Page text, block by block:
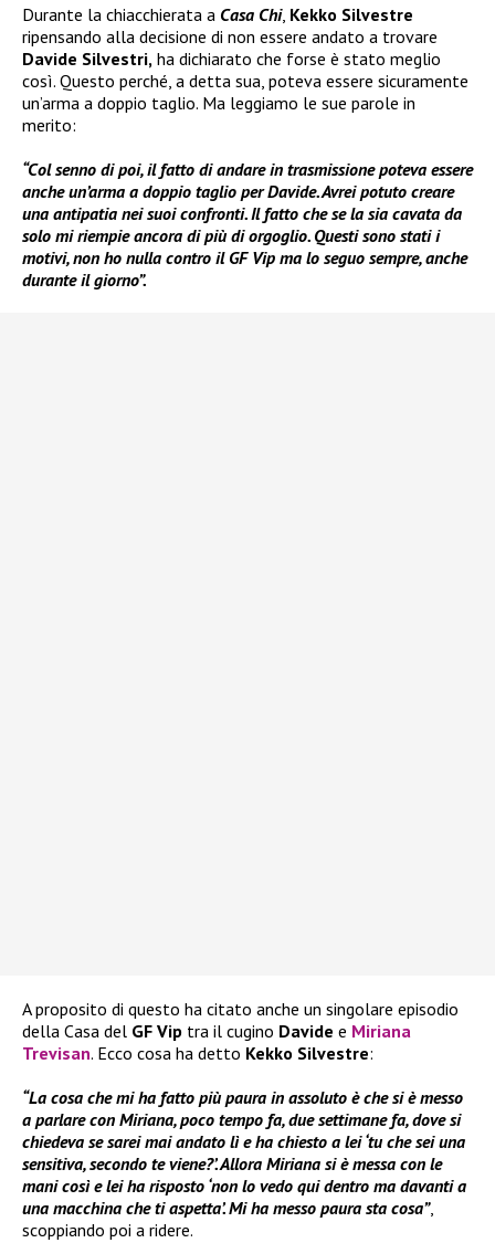
Durante la chiacchierata a Casa Chi, Kekko Silvestre
ripensando alla decisione di non essere andato a trovare
Davide Silvestri, ha dichiarato che forse è stato meglio
così. Questo perché, a detta sua, poteva essere sicuramente
un’arma a doppio taglio. Ma leggiamo le sue parole in
merito:
“Col senno di poi, il fatto di andare in trasmissione poteva essere
anche un’arma a doppio taglio per Davide. Avrei potuto creare
una antipatia nei suoi confronti. Il fatto che se la sia cavata da
solo mi riempie ancora di più di orgoglio. Questi sono stati i
motivi, non ho nulla contro il GF Vip ma lo seguo sempre, anche
durante il giorno”.
A proposito di questo ha citato anche un singolare episodio
della Casa del GF Vip tra il cugino Davide e Miriana
Trevisan. Ecco cosa ha detto Kekko Silvestre:
“La cosa che mi ha fatto più paura in assoluto è che si è messo
a parlare con Miriana, poco tempo fa, due settimane fa, dove si
chiedeva se sarei mai andato lì e ha chiesto a lei ‘tu che sei una
sensitiva, secondo te viene?’. Allora Miriana si è messa con le
mani così e lei ha risposto ‘non lo vedo qui dentro ma davanti a
una macchina che ti aspetta’. Mi ha messo paura sta cosa”,
scoppiando poi a ridere.